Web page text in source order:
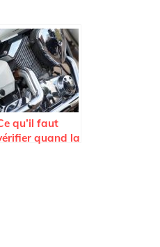
qu’il faut
quand la